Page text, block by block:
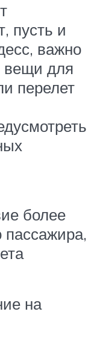
пусть и
важно
вещи для
перелет
более
на